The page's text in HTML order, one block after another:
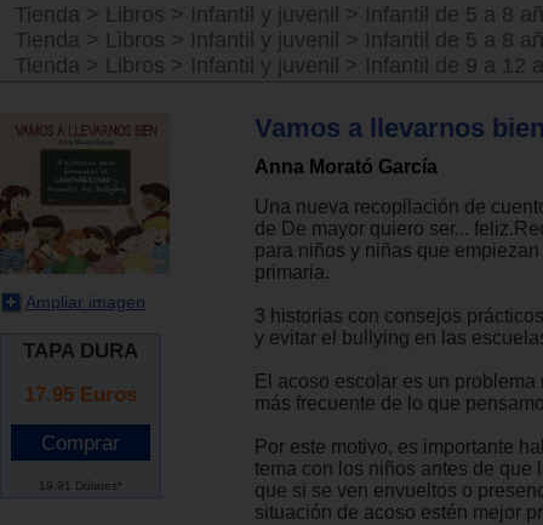
Tienda > Libros > Infantil y juvenil > Infantil de 5 a 8
Tienda > Libros > Infantil y juvenil > Infantil de 5 a 8
Tienda > Libros > Infantil y juvenil > Infantil de 9 a 12
Ampliar imagen
TAPA DURA
17.95 Euros
19.91 Dólares*
Vamos a llevarnos
Anna Morató García
Una nueva recopilación de
de De mayor quiero ser...
para niños y niñas que
primaria.
3 historias con consejos
y evitar el bullying en las
El acoso escolar es un problema
más frecuente de lo que
Por este motivo, es importante
tema con los niños antes de que
que si se ven envueltos o
situación de acoso estén mejor